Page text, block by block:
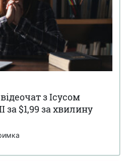
з Ісусом
за $1,99 за хвилину